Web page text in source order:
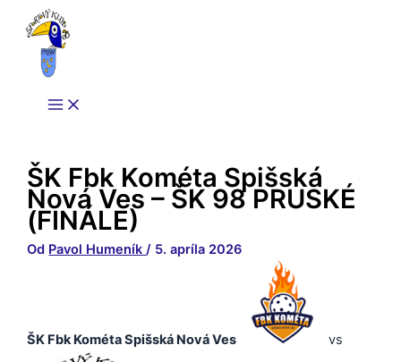
Preskočiť
obsah
ŠK Fbk Kométa Spišská
Nová Ves – ŠK 98 PRUSKÉ
(FINÁLE)
Od Pavol Humeník/ 5. apríla 2026
ŠK Fbk Kométa Spišská Nová Ves vs